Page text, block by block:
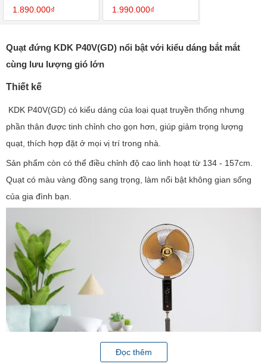
1.890.000₫
1.990.000₫
Quạt đứng KDK P40V(GD) nổi bật với kiểu dáng bắt mắt
cùng lưu lượng gió lớn
Thiết kế
KDK P40V(GD) có kiểu dáng của loại quạt truyền thống nhưng
phần thân được tinh chỉnh cho gọn hơn, giúp giảm trọng lượng
quạt, thích hợp đặt ở mọi vị trí trong nhà.
Sản phẩm còn có thể điều chỉnh độ cao linh hoạt từ 134 - 157cm.
Quạt có màu vàng đồng sang trọng, làm nổi bật không gian sống
của gia đình bạn.
Đọc thêm